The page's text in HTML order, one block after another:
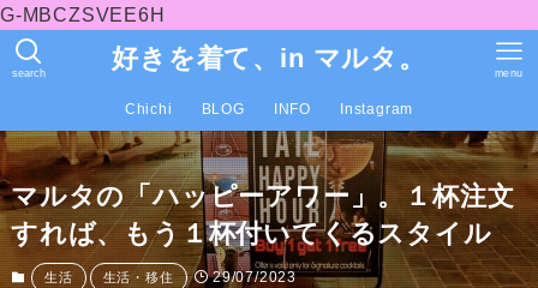
G-MBCZSVEE6H
好きを着て、in マルタ。
search menu
Chichi BLOG INFO Instagram
マルタの「ハッピーアワー」。１杯注文
すれば、もう１杯付いてくるスタイル
生活 生活・移住 29/07/2023